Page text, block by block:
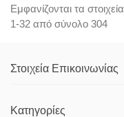
Εμφανίζονται τα στοιχεία
1-32 από σύνολο 304
Στοιχεία Επικοινωνίας
Κατηγορίες